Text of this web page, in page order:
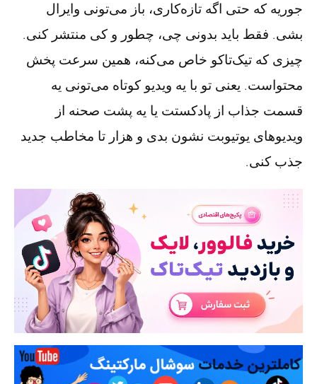
جوریه که حتی اگه تازه‌کاری، باز می‌تونی وایرال
بشی. فقط باید بدونی چی، چطور و کی منتشر کنی.
چیزی که تیک‌تاکو خاص می‌کنه، همین سرعت پخش
محتواست. یعنی تو با یه ویدیو کوتاه می‌تونی یه
قسمت جذاب از پادکستت یا یه پشت صحنه از
ویدیوهای یوتیوبت نشون بدی و هزار تا مخاطب جدید
جذب کنی.